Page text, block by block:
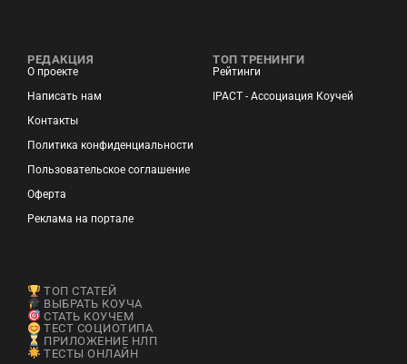
РЕДАКЦИЯ
О проекте
Написать нам
Контакты
Политика конфиденциальности
Пользовательское соглашение
Оферта
Реклама на портале
ТОП ТРЕНИНГИ
Рейтинги
IPACT - Ассоциация Коучей
ТОП СТАТЕЙ
ВЫБРАТЬ КОУЧА
СТАТЬ КОУЧЕМ
ТЕСТ СОЦИОТИПА
ПРИЛОЖЕНИЕ НЛП
ТЕСТЫ ОНЛАЙН